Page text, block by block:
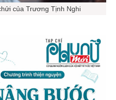
của Trương Tịnh Nghi